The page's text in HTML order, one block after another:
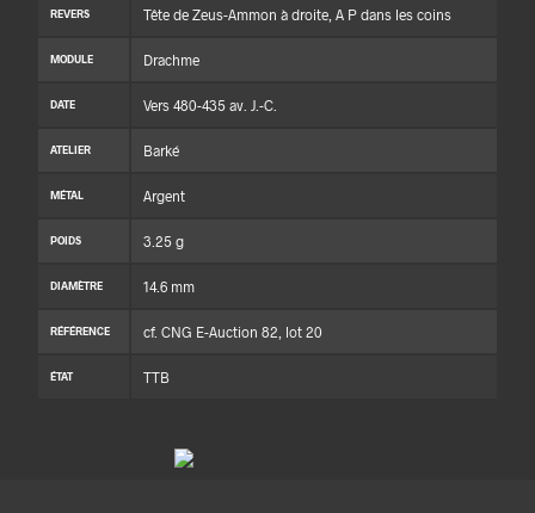
REVERS Tête de Zeus-Ammon à droite, A P dans les coins
MODULE Drachme
DATE Vers 480-435 av. J.-C.
ATELIER Barké
MÉTAL Argent
POIDS 3.25 g
DIAMÈTRE 14.6 mm
RÉFÉRENCE cf. CNG E-Auction 82, lot 20
ÉTAT TTB